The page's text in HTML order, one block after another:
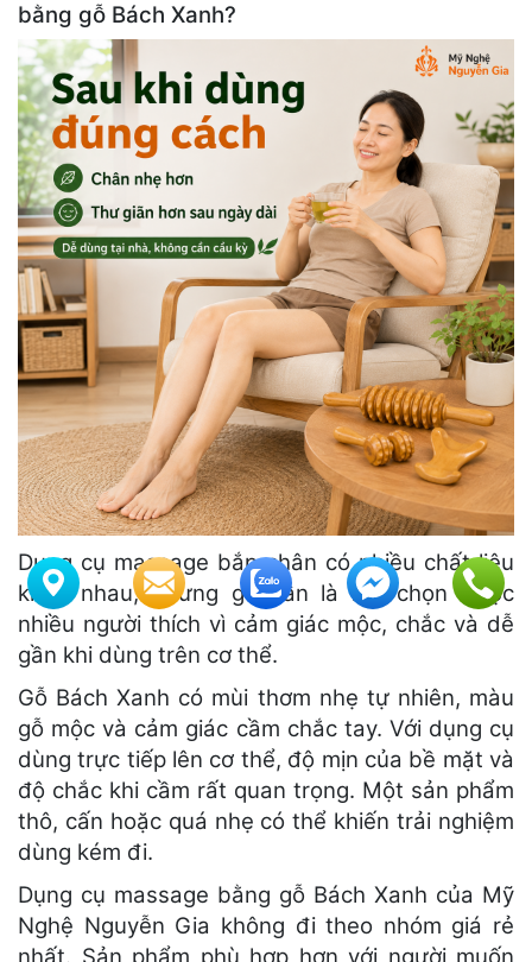
bằng gỗ Bách Xanh?
Dụng cụ massage bắp chân có nhiều chất liệu
khác nhau, nhưng gỗ vẫn là lựa chọn được
nhiều người thích vì cảm giác mộc, chắc và dễ
gần khi dùng trên cơ thể.
Gỗ Bách Xanh có mùi thơm nhẹ tự nhiên, màu
gỗ mộc và cảm giác cầm chắc tay. Với dụng cụ
dùng trực tiếp lên cơ thể, độ mịn của bề mặt và
độ chắc khi cầm rất quan trọng. Một sản phẩm
thô, cấn hoặc quá nhẹ có thể khiến trải nghiệm
dùng kém đi.
Dụng cụ massage bằng gỗ Bách Xanh của Mỹ
Nghệ Nguyễn Gia không đi theo nhóm giá rẻ